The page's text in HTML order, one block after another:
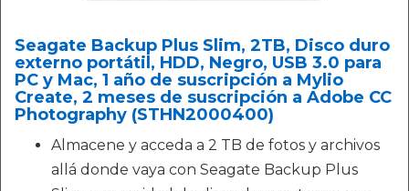
Seagate Backup Plus Slim, 2TB, Disco duro
externo portátil, HDD, Negro, USB 3.0 para
PC y Mac, 1 año de suscripción a Mylio
Create, 2 meses de suscripción a Adobe CC
Photography (STHN2000400)
Almacene y acceda a 2 TB de fotos y archivos
allá donde vaya con Seagate Backup Plus